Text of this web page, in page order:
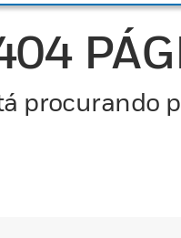
procurando